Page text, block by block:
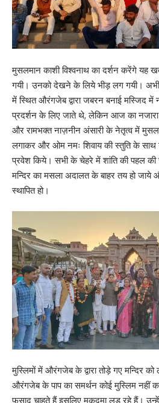
मुसलमान काशी विश्वनाथ का दर्शन करेंगे
गयी। उनको देखने के लिये भीड़ लग गयी। अभी
में स्थित औरंगजेब द्वारा जबरन बनाई मस्जिद
प्रदर्शन के लिए जाते थे, लेकिन आज का नजारा
और रामभक्त नाज़नीन अंसारी के नेतृत्व में
लगाकर और ओम नमः शिवाय की स्तुति के साथ
प्रवेश किये। सभी के चेहरे में शांति की पहल
मन्दिर का मसला अदालत के बाहर तय हो जाये
स्थापित हो।
मुस्लिमों में औरंगजेब के द्वारा तोड़े गए मन्दिर
औरंगजेब के पाप का समर्थन कोई मुस्लिम नहीं
फसाद चाहते हैं इसलिए मुकदमा लड़ रहे हैं। उन्हें